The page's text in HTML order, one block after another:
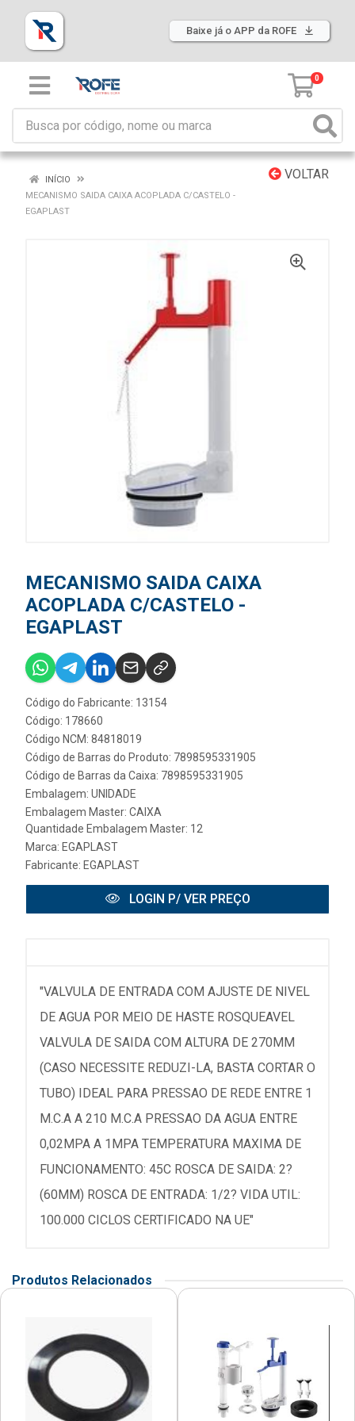
Baixe já o APP da ROFE
0
VOLTAR
INÍCIO
MECANISMO SAIDA CAIXA ACOPLADA C/CASTELO -
EGAPLAST
MECANISMO SAIDA CAIXA
ACOPLADA C/CASTELO -
EGAPLAST
Código do Fabricante: 13154
Código: 178660
Código NCM: 84818019
Código de Barras do Produto: 7898595331905
Código de Barras da Caixa: 7898595331905
Embalagem: UNIDADE
Embalagem Master: CAIXA
Quantidade Embalagem Master: 12
Marca: EGAPLAST
Fabricante: EGAPLAST
LOGIN P/ VER PREÇO
"VALVULA DE ENTRADA COM AJUSTE DE NIVEL
DE AGUA POR MEIO DE HASTE ROSQUEAVEL
VALVULA DE SAIDA COM ALTURA DE 270MM
(CASO NECESSITE REDUZI-LA, BASTA CORTAR O
TUBO) IDEAL PARA PRESSAO DE REDE ENTRE 1
M.C.A A 210 M.C.A PRESSAO DA AGUA ENTRE
0,02MPA A 1MPA TEMPERATURA MAXIMA DE
FUNCIONAMENTO: 45C ROSCA DE SAIDA: 2?
(60MM) ROSCA DE ENTRADA: 1/2? VIDA UTIL:
100.000 CICLOS CERTIFICADO NA UE"
Produtos Relacionados